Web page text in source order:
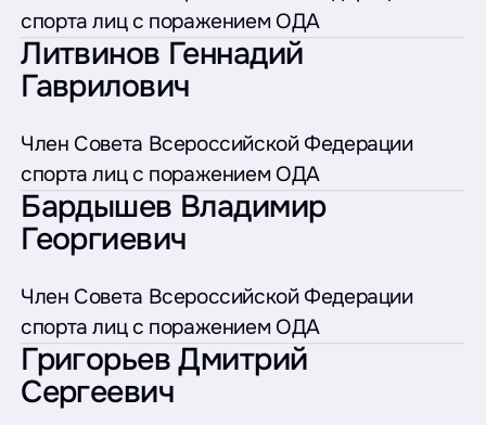
спорта лиц с поражением ОДА
Литвинов Геннадий
Гаврилович
Член Совета Всероссийской Федерации
спорта лиц с поражением ОДА
Бардышев Владимир
Георгиевич
Член Совета Всероссийской Федерации
спорта лиц с поражением ОДА
Григорьев Дмитрий
Сергеевич